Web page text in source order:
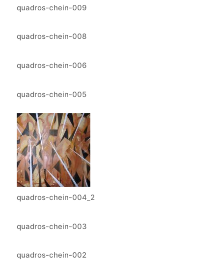
quadros-chein-009
quadros-chein-008
quadros-chein-006
quadros-chein-005
quadros-chein-004_2
quadros-chein-003
quadros-chein-002